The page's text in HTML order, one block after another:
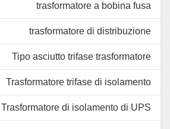
trasformatore a bobina fusa
trasformatore di distribuzione
Tipo asciutto trifase trasformatore
Trasformatore trifase di isolamento
Trasformatore di isolamento di UPS